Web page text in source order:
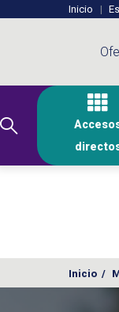
Pasar al contenido
Inicio
Inicio /